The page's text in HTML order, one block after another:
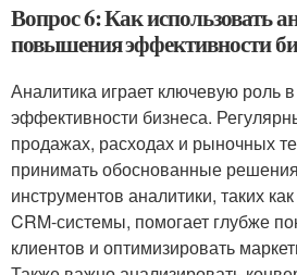
Вопрос 6: Как использовать
повышения эффективности
Аналитика играет ключевую роль
эффективности бизнеса.
продажах, расходах и рыночных
принимать обоснованные
инструментов аналитики, таких
CRM-системы, помогает глубже
клиентов и оптимизировать